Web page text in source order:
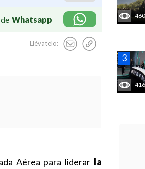
Whatsapp
Llévatelo:
Aérea para liderar la